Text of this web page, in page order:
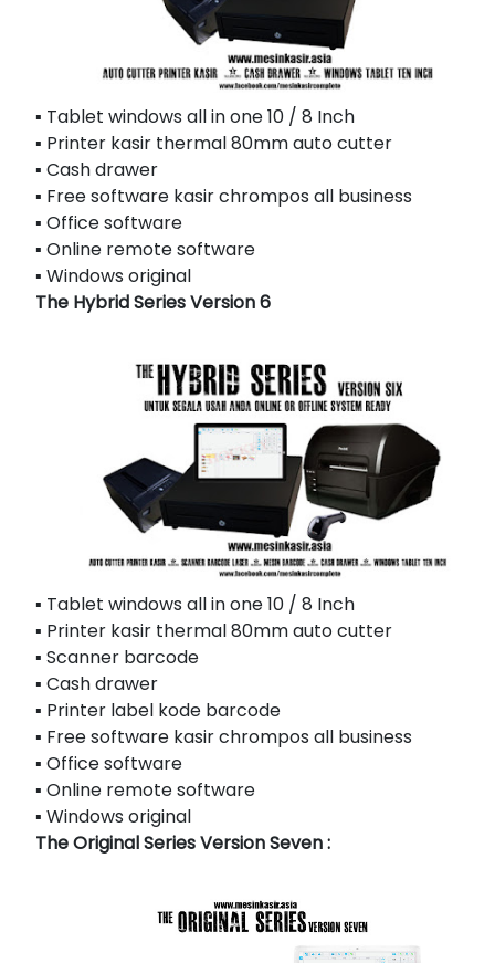
▪ Tablet windows all in one 10 / 8 Inch
▪ Printer kasir thermal 80mm auto cutter
▪ Cash drawer
▪ Free software kasir chrompos all business
▪ Office software
▪ Online remote software
▪ Windows original
The Hybrid Series Version 6
▪ Tablet windows all in one 10 / 8 Inch
▪ Printer kasir thermal 80mm auto cutter
▪ Scanner barcode
▪ Cash drawer
▪ Printer label kode barcode
▪ Free software kasir chrompos all business
▪ Office software
▪ Online remote software
▪ Windows original
The Original Series Version Seven :